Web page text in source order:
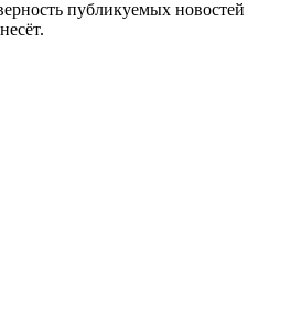
публикуемых новостей